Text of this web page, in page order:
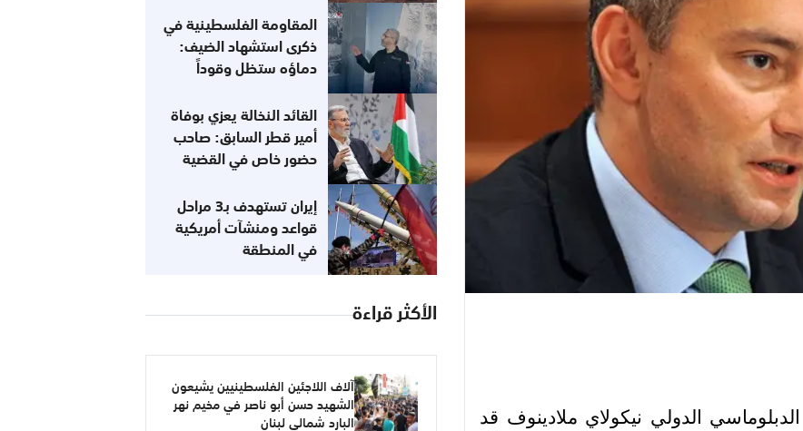
الدولي نيكولاي ملادينوف قد
المقاومة الفلسطينية في
ذكرى استشهاد الضيف:
دماؤه ستظل وقوداً
القائد النخالة يعزي بوفاة
أمير قطر السابق: صاحب
حضور خاص في القضية
إيران تستهدف بـ3 مراحل
قواعد ومنشآت أمريكية
في المنطقة
الأكثر قراءة
آلاف اللاجئين الفلسطينيين يشيعون
الشهيد حسن أبو ناصر في مخيم نهر
البارد شمالي لبنان